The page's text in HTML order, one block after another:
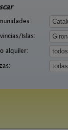
Islas:
alquiler: